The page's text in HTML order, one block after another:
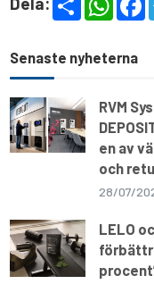
h
e
h
s
p
Senaste nyheterna
RVM
en av
och
28/07/
LELO